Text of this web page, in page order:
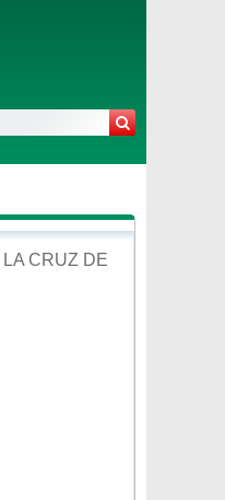
LA CRUZ DE